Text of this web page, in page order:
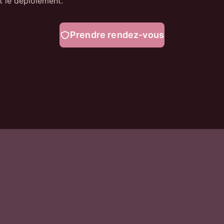
Prendre rendez-vous